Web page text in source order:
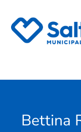
Bettina